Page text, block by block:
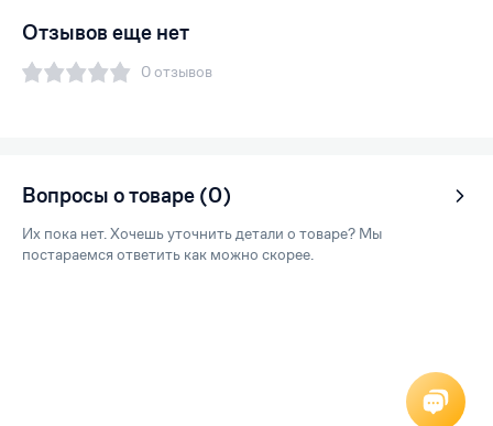
Отзывов еще нет
0 отзывов
Вопросы о товаре (0)
Их пока нет. Хочешь уточнить детали о товаре? Мы
постараемся ответить как можно скорее.